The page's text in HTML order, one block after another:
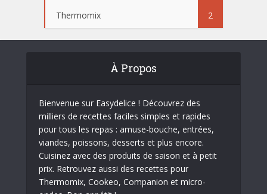
Thermomix 2
À Propos
Bienvenue sur Easydelice ! Découvrez des
milliers de recettes faciles simples et rapides
pour tous les repas : amuse-bouche, entrées,
viandes, poissons, desserts et plus encore.
Cuisinez avec des produits de saison et à petit
prix. Retrouvez aussi des recettes pour
Thermomix, Cookeo, Companion et micro-